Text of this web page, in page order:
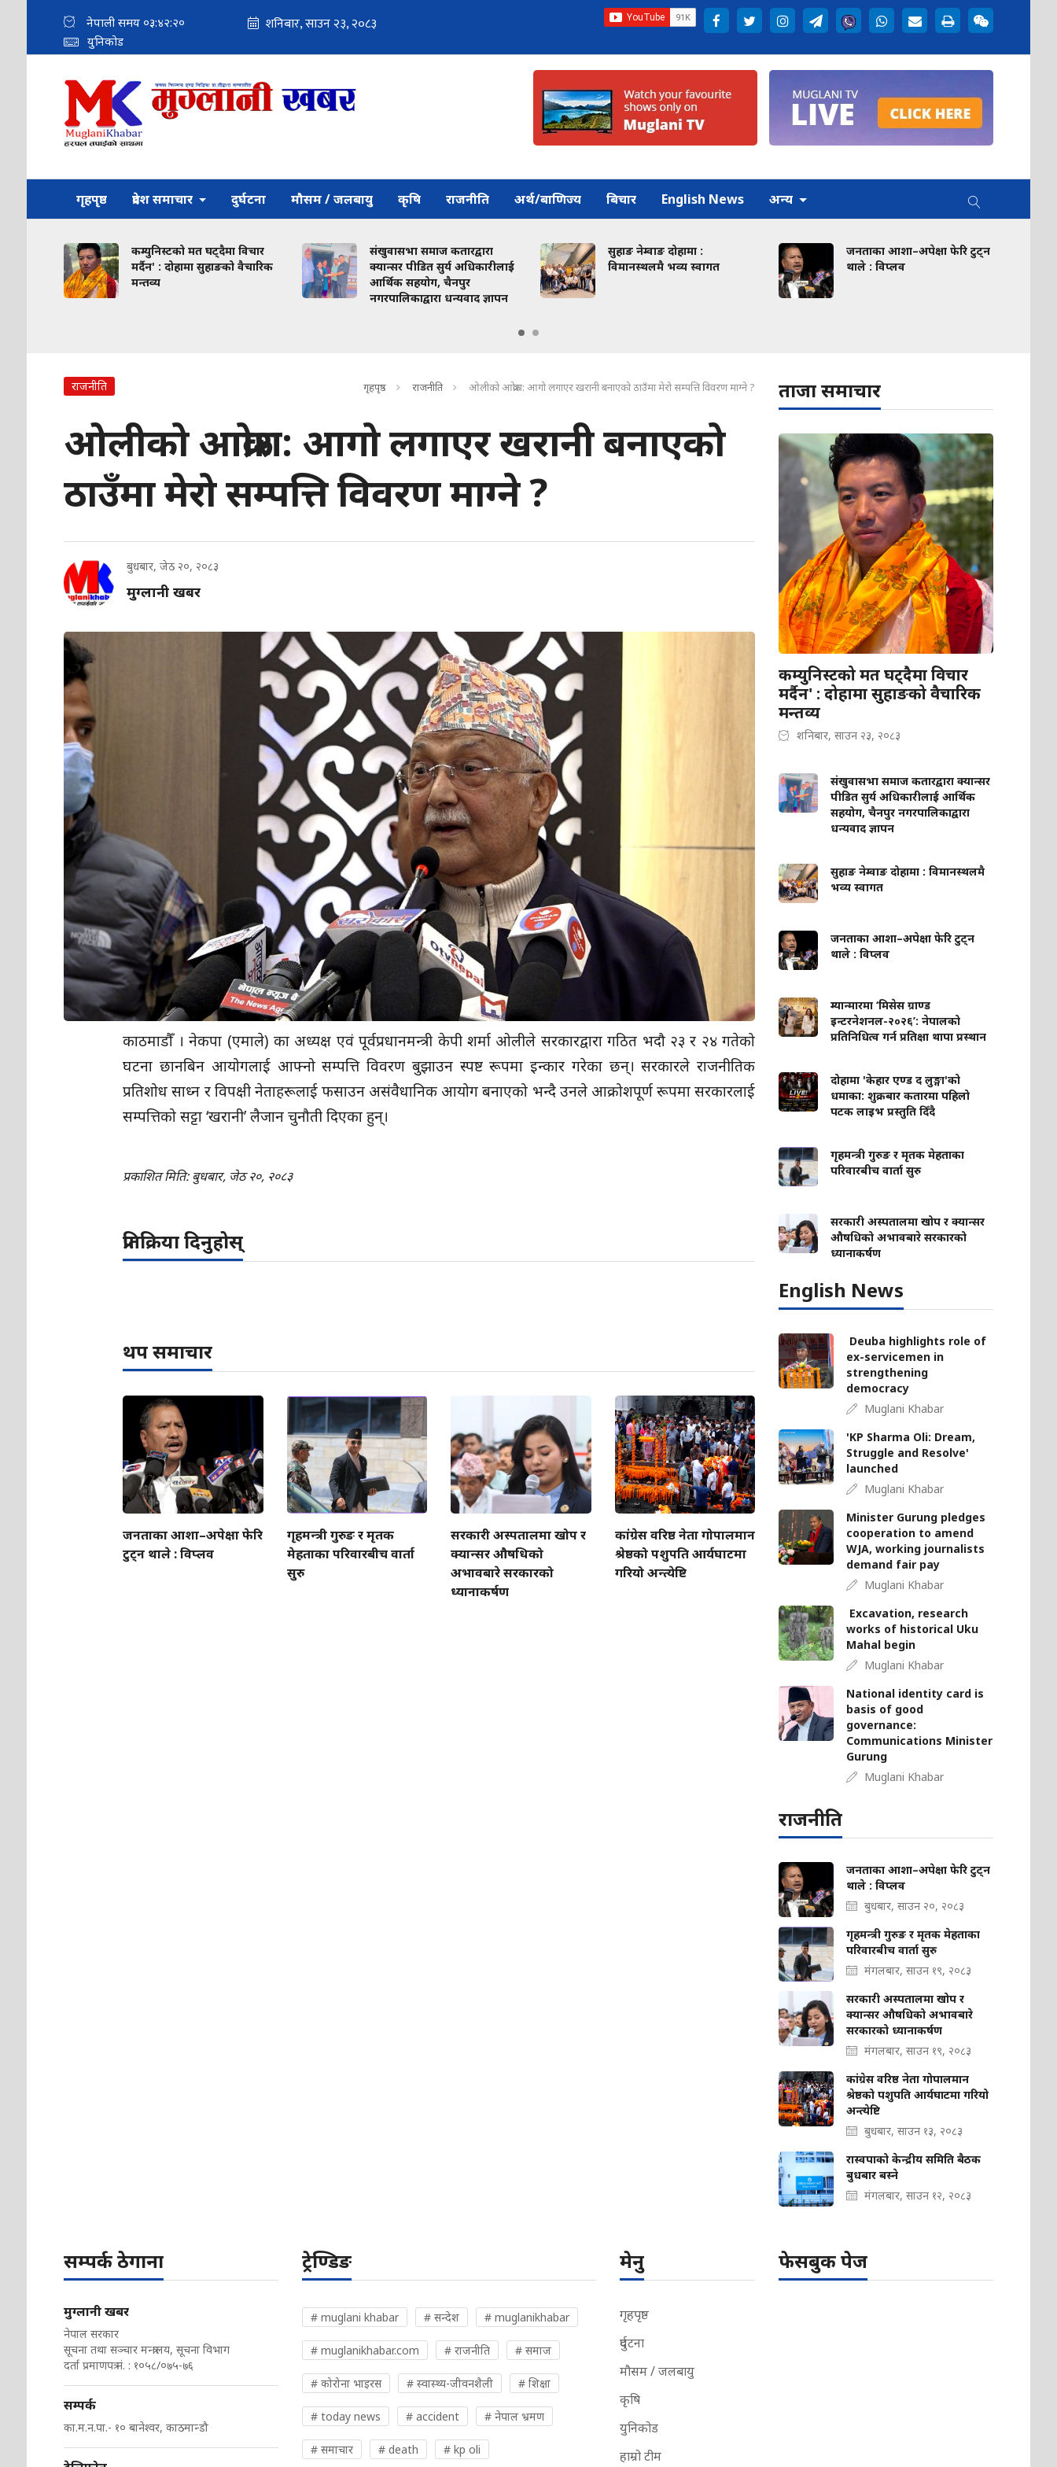
नेपाली समय ०३:४२:२१
युनिकोड
गृहपृष्ठ प्रदेश समाचार दुर्घटना मौसम / जलबायु कृषि राजनीति अर्थ/बाणिज्य बिचार English News अन्य
कम्युनिस्टको मत घट्दैमा विचार
मर्दैन' : दोहामा सुहाङको वैचारिक
मन्तव्य
संखुवासभा समाज कतारद्वारा
क्यान्सर पीडित सुर्य अधिकारीलाई
आर्थिक सहयोग, चैनपुर
नगरपालिकाद्वारा धन्यवाद ज्ञापन
सुहाङ नेम्वाङ दोहामा :
विमानस्थलमै भव्य स्वागत
जनताका आशा–अपेक्षा फेरि टुट्न
थाले : विप्लव
राजनीति गृहपृष्ठ राजनीति ओलीको आक्रोश: आगो लगाएर खरानी बनाएको ठाउँमा मेरो सम्पत्ति विवरण माग्ने ?
ओलीको आक्रोश: आगो लगाएर खरानी बनाएको
ठाउँमा मेरो सम्पत्ति विवरण माग्ने ?
बुधबार, जेठ २०, २०८३
मुग्लानी खबर
काठमाडौँ । नेकपा (एमाले) का अध्यक्ष एवं पूर्वप्रधानमन्त्री केपी शर्मा ओलीले सरकारद्वारा गठित भदौ २३ र २४ गतेको
घटना छानबिन आयोगलाई आफ्नो सम्पत्ति विवरण बुझाउन स्पष्ट रूपमा इन्कार गरेका छन्। सरकारले राजनीतिक
प्रतिशोध साध्न र विपक्षी नेताहरूलाई फसाउन असंवैधानिक आयोग बनाएको भन्दै उनले आक्रोशपूर्ण रूपमा सरकारलाई
सम्पत्तिको सट्टा ‘खरानी’ लैजान चुनौती दिएका हुन्।
प्रकाशित मिति: बुधबार, जेठ २०, २०८३
प्रतिक्रिया दिनुहोस्
थप समाचार
जनताका आशा–अपेक्षा फेरि
टुट्न थाले : विप्लव
गृहमन्त्री गुरुङ र मृतक
मेहताका परिवारबीच वार्ता
सुरु
सरकारी अस्पतालमा खोप र
क्यान्सर औषधिको
अभावबारे सरकारको
ध्यानाकर्षण
कांग्रेस वरिष्ठ नेता गोपालमान
श्रेष्ठको पशुपति आर्यघाटमा
गरियो अन्त्येष्टि
ताजा समाचार
कम्युनिस्टको मत घट्दैमा विचार
मर्दैन' : दोहामा सुहाङको वैचारिक
मन्तव्य
शनिबार, साउन २३, २०८३
संखुवासभा समाज कतारद्वारा क्यान्सर
पीडित सुर्य अधिकारीलाई आर्थिक
सहयोग, चैनपुर नगरपालिकाद्वारा
धन्यवाद ज्ञापन
सुहाङ नेम्वाङ दोहामा : विमानस्थलमै
भव्य स्वागत
जनताका आशा–अपेक्षा फेरि टुट्न
थाले : विप्लव
म्यान्मारमा ‘मिसेस ग्राण्ड
इन्टरनेशनल-२०२६’: नेपालको
प्रतिनिधित्व गर्न प्रतिक्षा थापा प्रस्थान
दोहामा 'केहार एण्ड द लुङ्गा'को
धमाका: शुक्रबार कतारमा पहिलो
पटक लाइभ प्रस्तुति दिँदै
गृहमन्त्री गुरुङ र मृतक मेहताका
परिवारबीच वार्ता सुरु
सरकारी अस्पतालमा खोप र क्यान्सर
औषधिको अभावबारे सरकारको
ध्यानाकर्षण
English News
Deuba highlights role of
ex-servicemen in
strengthening
democracy
Muglani Khabar
'KP Sharma Oli: Dream,
Struggle and Resolve'
launched
Muglani Khabar
Minister Gurung pledges
cooperation to amend
WJA, working journalists
demand fair pay
Muglani Khabar
Excavation, research
works of historical Uku
Mahal begin
Muglani Khabar
National identity card is
basis of good
governance:
Communications Minister
Gurung
Muglani Khabar
राजनीति
जनताका आशा–अपेक्षा फेरि टुट्न
थाले : विप्लव
बुधबार, साउन २०, २०८३
गृहमन्त्री गुरुङ र मृतक मेहताका
परिवारबीच वार्ता सुरु
मंगलबार, साउन १९, २०८३
सरकारी अस्पतालमा खोप र
क्यान्सर औषधिको अभावबारे
सरकारको ध्यानाकर्षण
मंगलबार, साउन १९, २०८३
कांग्रेस वरिष्ठ नेता गोपालमान
श्रेष्ठको पशुपति आर्यघाटमा गरियो
अन्त्येष्टि
बुधबार, साउन १३, २०८३
रास्वपाको केन्द्रीय समिति बैठक
बुधबार बस्ने
मंगलबार, साउन १२, २०८३
सम्पर्क ठेगाना
मुग्लानी खबर
नेपाल सरकार
सूचना तथा सञ्चार मन्त्रालय, सूचना विभाग
दर्ता प्रमाणपत्र नं. : १०५८/०७५-७६
सम्पर्क
का.म.न.पा.- १० बानेश्वर, काठमान्डौ
ट्रेण्डिङ
# muglani khabar # सन्देश # muglanikhabar
# muglanikhabar.com # राजनीति # समाज
# कोरोना भाइरस # स्वास्थ्य-जीवनशैली # शिक्षा
# today news # accident # नेपाल भ्रमण
# समाचार # death # kp oli
मेनु
गृहपृष्ठ
दुर्घटना
मौसम / जलबायु
कृषि
युनिकोड
हाम्रो टीम
फेसबुक पेज